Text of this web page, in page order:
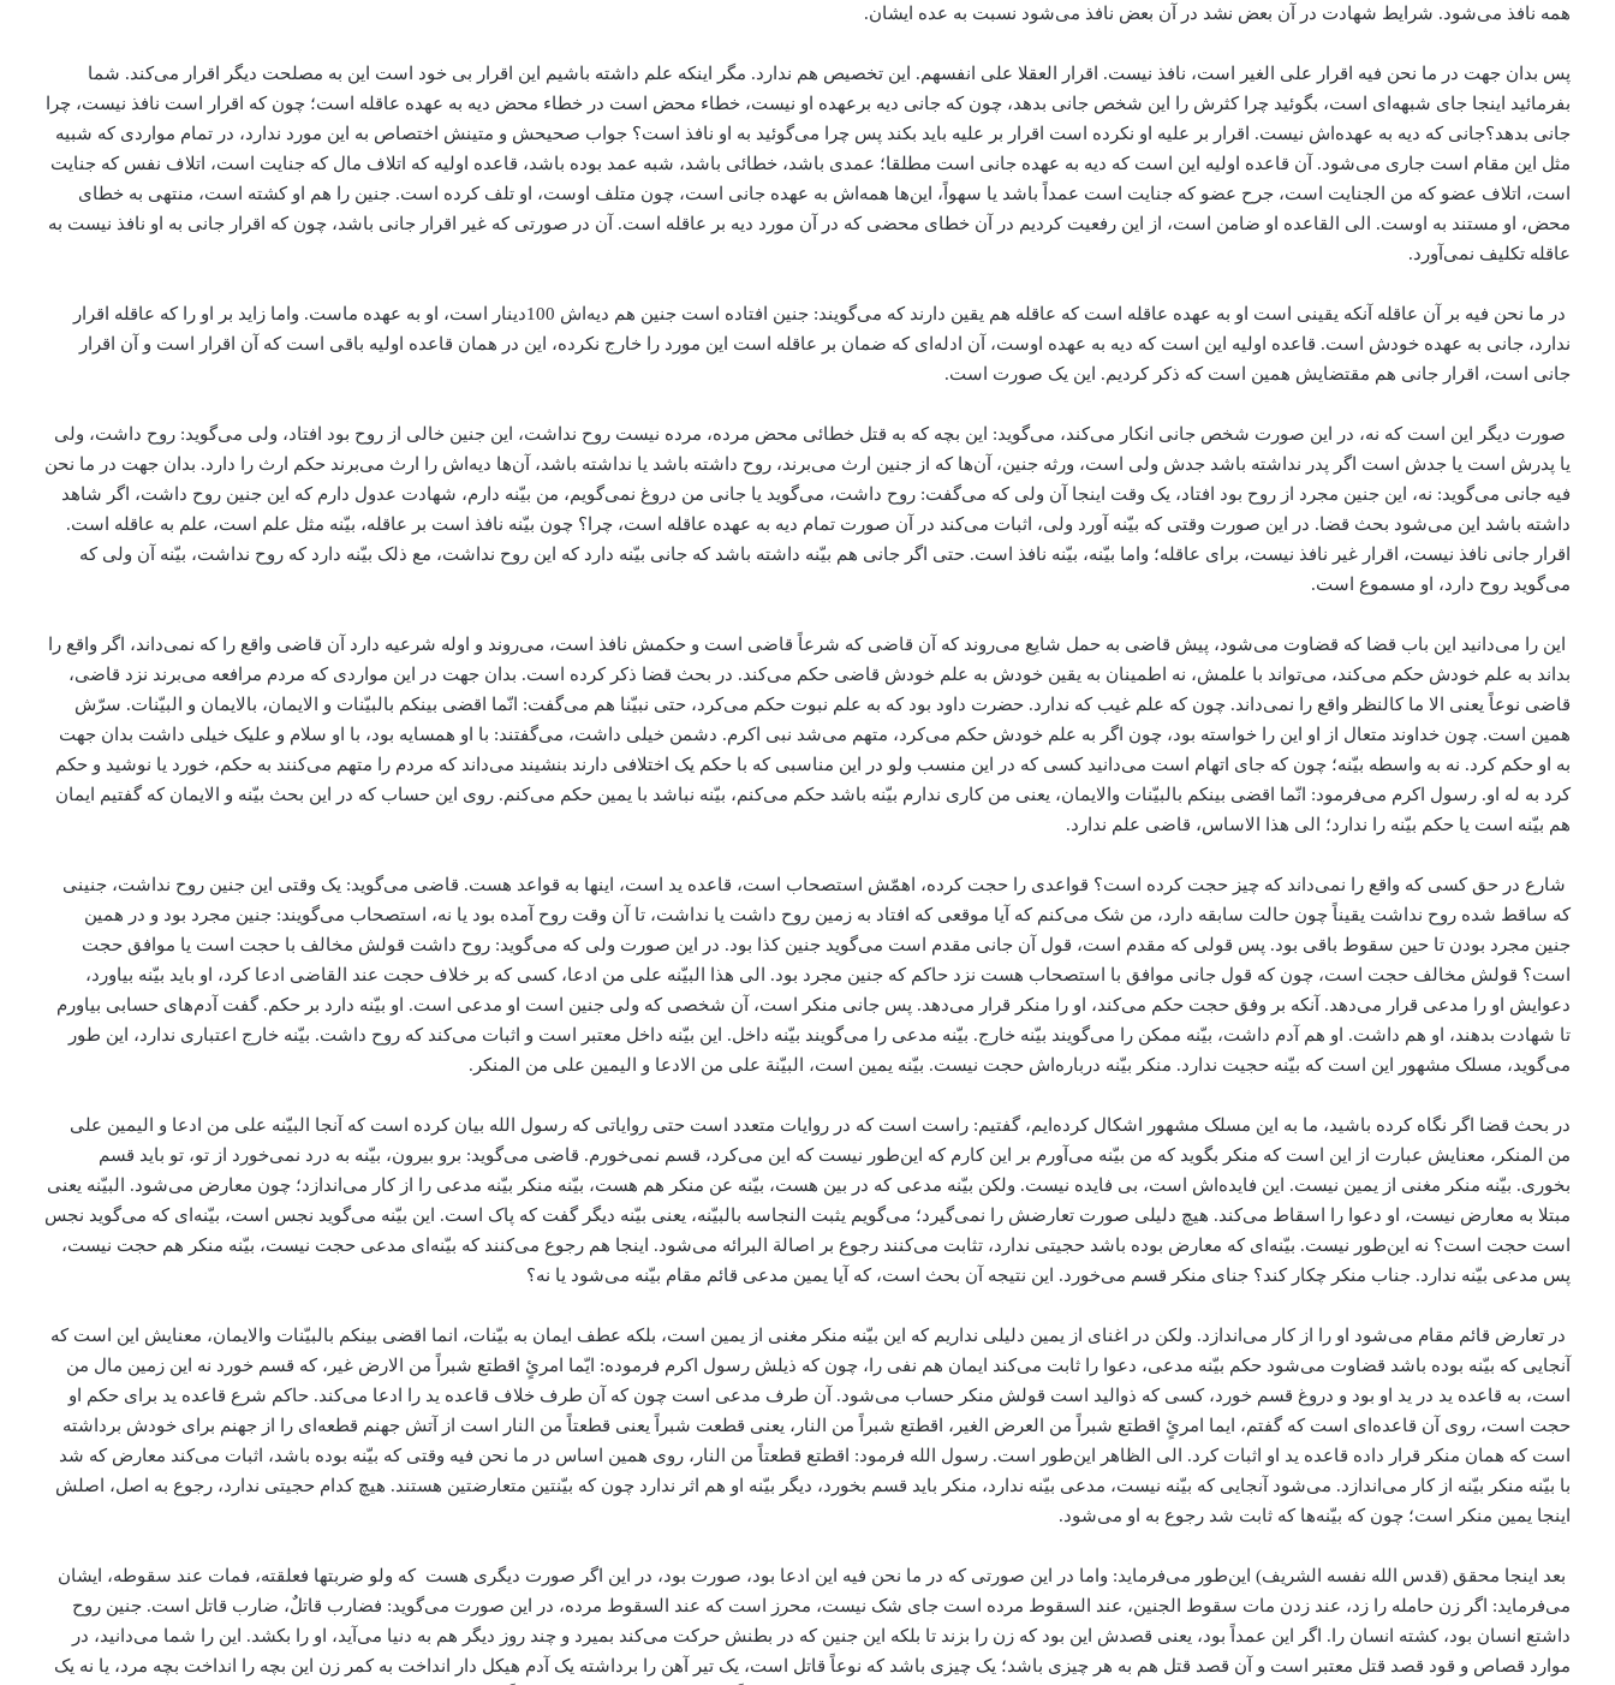
همه نافذ می‌شود. شرایط شهادت در آن بعض نشد در آن بعض نافذ می‌شود نسبت به عده ایشان.
پس بدان جهت در ما نحن فیه اقرار علی الغیر است، نافذ نیست. اقرار العقلا علی انفسهم. این تخصیص هم ندارد. مگر اینکه علم داشته باشیم این اقرار بی خود است این به مصلحت دیگر اقرار می‌کند. شما
بفرمائید اینجا جای شبهه‌ای است، بگوئید چرا کثرش را این شخص جانی بدهد، چون که جانی دیه برعهده او نیست، خطاء محض است در خطاء محض دیه به عهده عاقله است؛ چون که اقرار است نافذ نیست، چرا
جانی بدهد؟جانی که دیه به عهده‌اش نیست. اقرار بر علیه او نکرده است اقرار بر علیه باید بکند پس چرا می‌گوئید به او نافذ است؟ جواب صحیحش و متینش اختصاص به این مورد ندارد، در تمام مواردی که شبیه
مثل این مقام است جاری می‌شود. آن قاعده اولیه این است که دیه به عهده جانی است مطلقا؛ عمدی باشد، خطائی باشد، شبه عمد بوده باشد، قاعده اولیه که اتلاف مال که جنایت است، اتلاف نفس که جنایت
است، اتلاف عضو که من الجنایت است، جرح عضو که جنایت است عمداً باشد یا سهواً، این‌ها همه‌اش به عهده جانی است، چون متلف اوست، او تلف کرده است. جنین را هم او کشته است، منتهی به خطای
محض، او مستند به اوست. الی القاعده او ضامن است، از این رفعیت کردیم در آن خطای محضی که در آن مورد دیه بر عاقله است. آن در صورتی که غیر اقرار جانی باشد، چون که اقرار جانی به او نافذ نیست به
عاقله تکلیف نمی‌آورد.
در ما نحن فیه بر آن عاقله آنکه یقینی است او به عهده عاقله است که عاقله هم یقین دارند که می‌گویند: جنین افتاده است جنین هم دیه‌اش 100دینار است، او به عهده ماست. واما زاید بر او را که عاقله اقرار
ندارد، جانی به عهده خودش است. قاعده اولیه این است که دیه به عهده اوست، آن ادله‌ای که ضمان بر عاقله است این مورد را خارج نکرده، این در همان قاعده اولیه باقی است که آن اقرار است و آن اقرار
جانی است، اقرار جانی هم مقتضایش همین است که ذکر کردیم. این یک صورت است.
صورت دیگر این است که نه، در این صورت شخص جانی انکار می‌کند، می‌گوید: این بچه که به قتل خطائی محض مرده، مرده نیست روح نداشت، این جنین خالی از روح بود افتاد، ولی می‌گوید: روح داشت، ولی
یا پدرش است یا جدش است اگر پدر نداشته باشد جدش ولی است، ورثه جنین، آن‌ها که از جنین ارث می‌برند، روح داشته باشد یا نداشته باشد، آن‌ها دیه‌اش را ارث می‌برند حکم ارث را دارد. بدان جهت در ما نحن
فیه جانی می‌گوید: نه، این جنین مجرد از روح بود افتاد، یک وقت اینجا آن ولی که می‌گفت: روح داشت، می‌گوید یا جانی من دروغ نمی‌گویم، من بیّنه دارم، شهادت عدول دارم که این جنین روح داشت، اگر شاهد
داشته باشد این می‌شود بحث قضا. در این صورت وقتی که بیّنه آورد ولی، اثبات می‌کند در آن صورت تمام دیه به عهده عاقله است، چرا؟ چون بیّنه نافذ است بر عاقله، بیّنه مثل علم است، علم به عاقله است.
اقرار جانی نافذ نیست، اقرار غیر نافذ نیست، برای عاقله؛ واما بیّنه، بیّنه نافذ است. حتی اگر جانی هم بیّنه داشته باشد که جانی بیّنه دارد که این روح نداشت، مع ذلک بیّنه دارد که روح نداشت، بیّنه آن ولی که
می‌گوید روح دارد، او مسموع است.
این را می‌دانید این باب قضا که قضاوت می‌شود، پیش قاضی به حمل شایع می‌روند که آن قاضی که شرعاً قاضی است و حکمش نافذ است، می‌روند و اوله شرعیه دارد آن قاضی واقع را که نمی‌داند، اگر واقع را
بداند به علم خودش حکم می‌کند، می‌تواند با علمش، نه اطمینان به یقین خودش به علم خودش قاضی حکم می‌کند. در بحث قضا ذکر کرده است. بدان جهت در این مواردی که مردم مرافعه می‌برند نزد قاضی،
قاضی نوعاً یعنی الا ما کالنظر واقع را نمی‌داند. چون که علم غیب که ندارد. حضرت داود بود که به علم نبوت حکم می‌کرد، حتی نبیّنا هم می‌گفت: انّما اقضی بینکم بالبیّنات و الایمان، بالایمان و البیّنات. سرّش
همین است. چون خداوند متعال از او این را خواسته بود، چون اگر به علم خودش حکم می‌کرد، متهم می‌شد نبی اکرم. دشمن خیلی داشت، می‌گفتند: با او همسایه بود، با او سلام و علیک خیلی داشت بدان جهت
به او حکم کرد. نه به واسطه بیّنه؛ چون که جای اتهام است می‌دانید کسی که در این منسب ولو در این مناسبی که با حکم یک اختلافی دارند بنشیند می‌داند که مردم را متهم می‌کنند به حکم، خورد یا نوشید و حکم
کرد به له او. رسول اکرم می‌فرمود: انّما اقضی بینکم بالبیّنات والایمان، یعنی من کاری ندارم بیّنه باشد حکم می‌کنم، بیّنه نباشد با یمین حکم می‌کنم. روی این حساب که در این بحث بیّنه و الایمان که گفتیم ایمان
هم بیّنه است یا حکم بیّنه را ندارد؛ الی هذا الاساس، قاضی علم ندارد.
شارع در حق کسی که واقع را نمی‌داند که چیز حجت کرده است؟ قواعدی را حجت کرده، اهمّش استصحاب است، قاعده ید است، اینها به قواعد هست. قاضی می‌گوید: یک وقتی این جنین روح نداشت، جنینی
که ساقط شده روح نداشت یقیناً چون حالت سابقه دارد، من شک می‌کنم که آیا موقعی که افتاد به زمین روح داشت یا نداشت، تا آن وقت روح آمده بود یا نه، استصحاب می‌گویند: جنین مجرد بود و در همین
جنین مجرد بودن تا حین سقوط باقی بود. پس قولی که مقدم است، قول آن جانی مقدم است می‌گوید جنین کذا بود. در این صورت ولی که می‌گوید: روح داشت قولش مخالف با حجت است یا موافق حجت
است؟ قولش مخالف حجت است، چون که قول جانی موافق با استصحاب هست نزد حاکم که جنین مجرد بود. الی هذا البیّنه علی من ادعا، کسی که بر خلاف حجت عند القاضی ادعا کرد، او باید بیّنه بیاورد،
دعوایش او را مدعی قرار می‌دهد. آنکه بر وفق حجت حکم می‌کند، او را منکر قرار می‌دهد. پس جانی منکر است، آن شخصی که ولی جنین است او مدعی است. او بیّنه دارد بر حکم. گفت آدم‌های حسابی بیاورم
تا شهادت بدهند، او هم داشت. او هم آدم داشت، بیّنه ممکن را می‌گویند بیّنه خارج. بیّنه مدعی را می‌گویند بیّنه داخل. این بیّنه داخل معتبر است و اثبات می‌کند که روح داشت. بیّنه خارج اعتباری ندارد، این طور
می‌گوید، مسلک مشهور این است که بیّنه حجیت ندارد. منکر بیّنه درباره‌اش حجت نیست. بیّنه یمین است، البیّنة علی من الادعا و الیمین علی من المنکر.
در بحث قضا اگر نگاه کرده باشید، ما به این مسلک مشهور اشکال کرده‌ایم، گفتیم: راست است که در روایات متعدد است حتی روایاتی که رسول الله بیان کرده است که آنجا البیّنه علی من ادعا و الیمین علی
من المنکر، معنایش عبارت از این است که منکر بگوید که من بیّنه می‌آورم بر این کارم که این‌طور نیست که این می‌کرد، قسم نمی‌خورم. قاضی می‌گوید: برو بیرون، بیّنه به درد نمی‌خورد از تو، تو باید قسم
بخوری. بیّنه منکر مغنی از یمین نیست. این فایده‌اش است، بی فایده نیست. ولکن بیّنه مدعی که در بین هست، بیّنه عن منکر هم هست، بیّنه منکر بیّنه مدعی را از کار می‌اندازد؛ چون معارض می‌شود. البیّنه یعنی
مبتلا به معارض نیست، او دعوا را اسقاط می‌کند. هیچ دلیلی صورت تعارضش را نمی‌گیرد؛ می‌گویم یثبت النجاسه بالبیّنه، یعنی بیّنه دیگر گفت که پاک است. این بیّنه می‌گوید نجس است، بیّنه‌ای که می‌گوید نجس
است حجت است؟ نه این‌طور نیست. بیّنه‌ای که معارض بوده باشد حجیتی ندارد، تثابت می‌کنند رجوع بر اصالة البرائه می‌شود. اینجا هم رجوع می‌کنند که بیّنه‌ای مدعی حجت نیست، بیّنه منکر هم حجت نیست،
پس مدعی بیّنه ندارد. جناب منکر چکار کند؟ جنای منکر قسم می‌خورد. این نتیجه آن بحث است، که آیا یمین مدعی قائم مقام بیّنه می‌شود یا نه؟
در تعارض قائم مقام می‌شود او را از کار می‌اندازد. ولکن در اغنای از یمین دلیلی نداریم که این بیّنه منکر مغنی از یمین است، بلکه عطف ایمان به بیّنات، انما اقضی بینکم بالبیّنات والایمان، معنایش این است که
آنجایی که بیّنه بوده باشد قضاوت می‌شود حکم بیّنه مدعی، دعوا را ثابت می‌کند ایمان هم نفی را، چون که ذیلش رسول اکرم فرموده: ایّما امرئٍ اقطتع شبراً من الارض غیر، که قسم خورد نه این زمین مال من
است، به قاعده ید در ید او بود و دروغ قسم خورد، کسی که ذوالید است قولش منکر حساب می‌شود. آن طرف مدعی است چون که آن طرف خلاف قاعده ید را ادعا می‌کند. حاکم شرع قاعده ید برای حکم او
حجت است، روی آن قاعده‌ای است که گفتم، ایما امرئٍ اقطتع شبراً من العرض الغیر، اقطتع شبراً من النار، یعنی قطعت شبراً یعنی قطعتاً من النار است از آتش جهنم قطعه‌ای را از جهنم برای خودش برداشته
است که همان منکر قرار داده قاعده ید او اثبات کرد. الی الظاهر این‌طور است. رسول الله فرمود: اقطتع قطعتاً‌ من النار، روی همین اساس در ما نحن فیه وقتی که بیّنه بوده باشد، اثبات می‌کند معارض که شد
با بیّنه منکر بیّنه از کار می‌اندازد. می‌شود آنجایی که بیّنه نیست، مدعی بیّنه ندارد، منکر باید قسم بخورد، دیگر بیّنه او هم اثر ندارد چون که بیّنتین متعارضتین هستند. هیچ کدام حجیتی ندارد، رجوع به اصل، اصلش
اینجا یمین منکر است؛ چون که بیّنه‌ها که ثابت شد رجوع به او می‌شود.
بعد اینجا محقق (قدس الله نفسه الشریف) این‌طور می‌فرماید: واما در این صورتی که در ما نحن فیه این ادعا بود، صورت بود، در این اگر صورت دیگری هست که ولو ضربتها فعلقته، فمات عند سقوطه، ایشان
می‌فرماید: اگر زن حامله را زد، عند زدن مات سقوط الجنین، عند السقوط مرده است جای شک نیست، محرز است که عند السقوط مرده، در این صورت می‌گوید: فضارب قاتلٌ، ضارب قاتل است. جنین روح
داشتع انسان بود، کشته انسان را. اگر این عمداً بود، یعنی قصدش این بود که زن را بزند تا بلکه این جنین که در بطنش حرکت می‌کند بمیرد و چند روز دیگر هم به دنیا می‌آید، او را بکشد. این را شما می‌دانید، در
موارد قصاص و قود قصد قتل معتبر است و آن قصد قتل هم به هر چیزی باشد؛ یک چیزی باشد که نوعاً قاتل است، یک تیر آهن را برداشته یک آدم هیکل دار انداخت به کمر زن این بچه را انداخت بچه مرد، یا نه یک